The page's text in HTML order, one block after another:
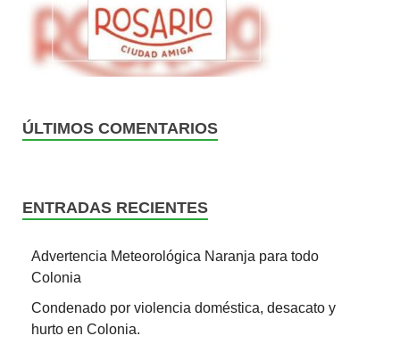
ÚLTIMOS COMENTARIOS
ENTRADAS RECIENTES
Advertencia Meteorológica Naranja para todo
Colonia
Condenado por violencia doméstica, desacato y
hurto en Colonia.